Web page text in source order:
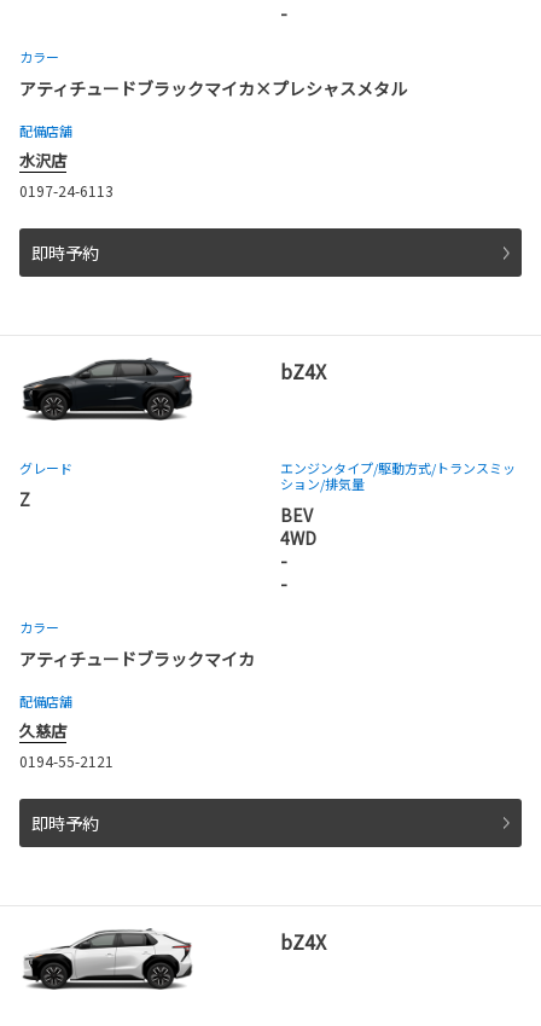
-
カラー
アティチュードブラックマイカ×プレシャスメタル
配備店舗
水沢店
0197-24-6113
即時予約
bZ4X
グレード
Z
エンジンタイプ/駆動方式/トランスミッ
ション/排気量
BEV
4WD
-
-
カラー
アティチュードブラックマイカ
配備店舗
久慈店
0194-55-2121
即時予約
bZ4X